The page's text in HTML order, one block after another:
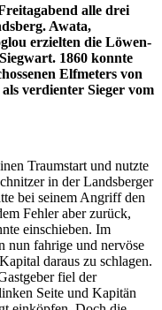
alle drei
Awata,
erzielten die Löwen-
1860 konnte
Elfmeters von
verdienter Sieger vom
Traumstart und nutzte
in der Landsberger
bei seinem Angriff den
Fehler aber zurück,
einschieben. Im
nun fahrige und nervöse
daraus zu schlagen.
fiel der
Seite und Kapitän